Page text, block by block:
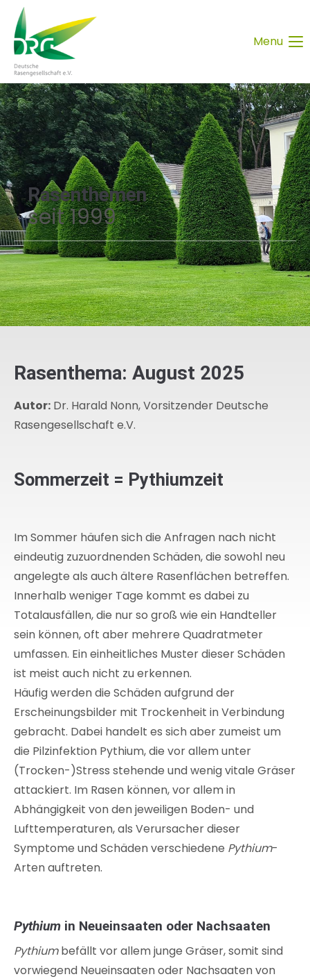
Menu
Rasenthemen
seit 1999
Rasenthema: August 2025
Autor: Dr. Harald Nonn, Vorsitzender Deutsche
Rasengesellschaft e.V.
Sommerzeit = Pythiumzeit
Im Sommer häufen sich die Anfragen nach nicht
eindeutig zuzuordnenden Schäden, die sowohl neu
angelegte als auch ältere Rasenflächen betreffen.
Innerhalb weniger Tage kommt es dabei zu
Totalausfällen, die nur so groß wie ein Handteller
sein können, oft aber mehrere Quadratmeter
umfassen. Ein einheitliches Muster dieser Schäden
ist meist auch nicht zu erkennen.
Häufig werden die Schäden aufgrund der
Erscheinungsbilder mit Trockenheit in Verbindung
gebracht. Dabei handelt es sich aber zumeist um
die Pilzinfektion Pythium, die vor allem unter
(Trocken-)Stress stehende und wenig vitale Gräser
attackiert. Im Rasen können, vor allem in
Abhängigkeit von den jeweiligen Boden- und
Lufttemperaturen, als Verursacher dieser
Symptome und Schäden verschiedene Pythium-
Arten auftreten.
Pythium in Neueinsaaten oder Nachsaaten
Pythiumbefällt vor allem junge Gräser, somit sind
vorwiegend Neueinsaaten oder Nachsaaten von